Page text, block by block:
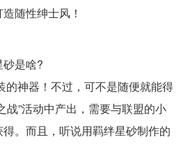
随性绅士风！
是啥?
的神器！不过，可不是随便就能得
战”活动中产出，需要与联盟的小
。而且，听说用羁绊星砂制作的